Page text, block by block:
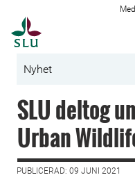
Nyhet
SLU deltog
Urban
PUBLICERAD: 09 JUNI 2021